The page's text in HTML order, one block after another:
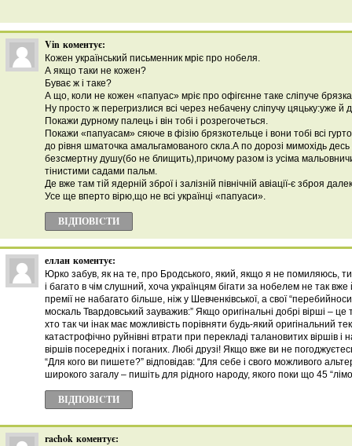
Vin коментує:
Кожен український письменник мріє про нобеля.
А якщо таки не кожен?
Буває ж і таке?
А що, коли не кожен «папуас» мріє про офігєнне таке сліпуче
Ну просто ж перегризлися всі через небачену сліпучу цяцьку:уже й
Покажи дурному палець і він тобі і розрегочеться.
Покажи «папуасам» сяюче в фізію брязкотельце і вони тобі всі
до рівня шматочка амальгамованого скла.А по дорозі мимохідь десь
безсмертну душу(бо не блищить),причому разом із усіма
тінистими садами пальм.
Де вже там тій ядерній зброї і залізній північній авіації-є зброя
Усе ще вперто вірю,що не всі українці «папуаси».
ВІДПОВІCТИ
еллан коментує:
Юрко забув, як на те, про Бродського, який, якщо я не помиляюсь,
і багато в чім слушний, хоча українцям бігати за нобелем не так вже
премії не набагато більше, ніж у Шевченківської, а свої
москаль Твардовський зауважив:” Якщо оригінальні добрі вірші – це
хто так чи інак має можливість порівняти будь-який оригінальний
катастрофічно руйнівні втрати при перекладі талановитих віршів
віршів посередніх і поганих. Любі друзі! Якщо вже ви не
“Для кого ви пишете?” відповідав: “Для себе і свого можливого
широкого загалу – пишіть для рідного народу, якого поки що 45
ВІДПОВІCТИ
rachok коментує: